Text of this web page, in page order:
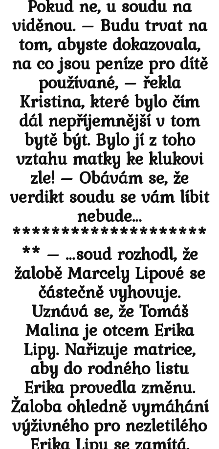
Pokud ne, u soudu na
viděnou. – Budu trvat na
tom, abyste dokazovala,
na co jsou peníze pro dítě
používané, – řekla
Kristina, které bylo čím
dál nepříjemnější v tom
bytě být. Bylo jí z toho
vztahu matky ke klukovi
zle! – Obávám se, že
verdikt soudu se vám líbit
nebude…
********************
** – …soud rozhodl, že
žalobě Marcely Lipové se
částečně vyhovuje.
Uznává se, že Tomáš
Malina je otcem Erika
Lipy. Nařizuje matrice,
aby do rodného listu
Erika provedla změnu.
Žaloba ohledně vymáhání
výživného pro nezletilého